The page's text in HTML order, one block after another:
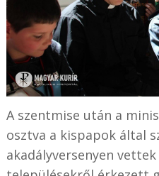
A szentmise után a
osztva a kispapok által
akadályversenyen